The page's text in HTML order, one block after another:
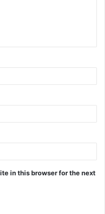
in this browser for the next